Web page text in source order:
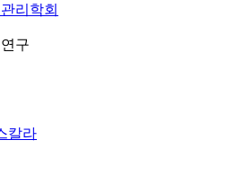
리학회
구
칼라